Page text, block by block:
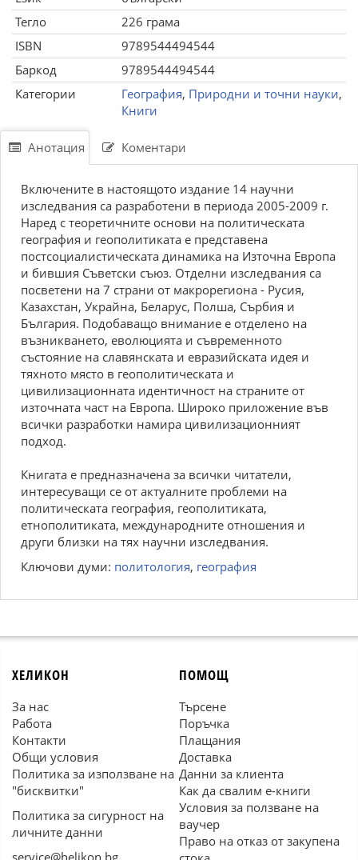
Тегло
226 грама
ISBN
9789544494544
Баркод
9789544494544
Категории
География, Природни и точни науки,
Книги
Анотация Коментари
Включените в настоящото издание 14 научни
изследвания са разработени в периода 2005-2009 г.
Наред с теоретичните основи на политическата
география и геополитиката е представена
постсоциалистическата динамика на Източна Европа
и бившия Съветски съюз. Отделни изследвания са
посветени на 7 страни от макрорегиона - Русия,
Казахстан, Украйна, Беларус, Полша, Сърбия и
България. Подобаващо внимание е отделено на
възникването, еволюцията и съвременното
състояние на славянската и евразийската идея и
тяхното място в геополитическата и
цивилизационната идентичност на страните от
източната част на Европа. Широко приложение във
всички разработки намира цивилизационният
подход.
Книгата е предназначена за всички читатели,
интересуващи се от актуалните проблеми на
политическата география, геополитиката,
етнополитиката, международните отношения и
други близки на тях научни изследвания.
Ключови думи: политология, география
ХЕЛИКОН
За нас
Работа
Контакти
Общи условия
Политика за използване на
"бисквитки"
Политика за сигурност на
личните данни
service@helikon.bg
ПОМОЩ
Търсене
Поръчка
Плащания
Доставка
Данни за клиента
Как да свалим е-книги
Условия за ползване на
ваучер
Право на отказ от закупена